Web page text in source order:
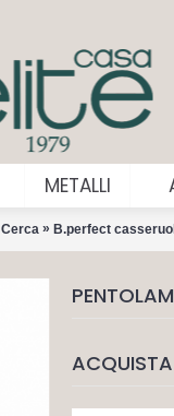
METALLI
Cerca » B.perfect